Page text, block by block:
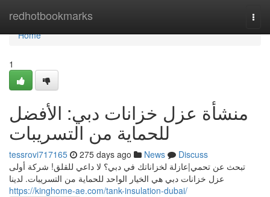
redhotbookmarks
Home
Home
1
منشأة عزل خزانات دبي: الأفضل
للحماية من التسريبات
tessrovi717165 275 days ago News
Discuss
تبحث عن تحمي|عازلة لخزاناتك في دبي؟ لا داعي للقلق! شركة أولى
عزل خزانات دبي هي الخيار الواحد للحماية من التسريبات. لدينا
https://kinghome-ae.com/tank-insulation-dubai/